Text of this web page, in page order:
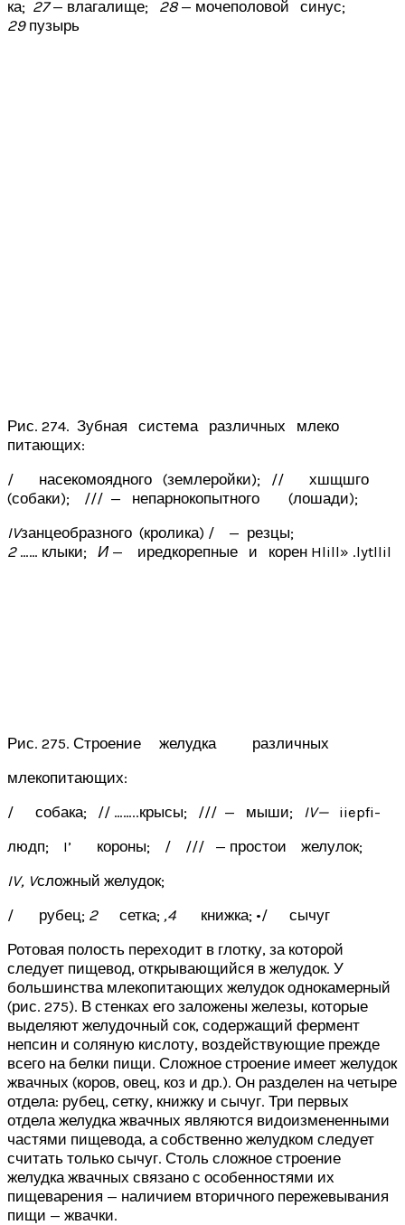
ка; 27— влагалище; 28— мочеполовой синус;
29пузырь
Рис. 274. Зубная система различных млеко
питающих:
/ насекомоядного (землеройки); // хшщшго
(собаки); /// — непарнокопытного (лошади);
IVзанцеобразного (кролика) / — резцы;
2…… клыки; И — иредкорепные и корен Hlill» .lytllil
Рис. 275. Строение желудка различных
млекопитающих:
/ собака; // ……..крысы; /// — мыши; IV— iiepfi-
людп; I’ короны; / /// — простои желулок;
IV, Vсложный желудок;
/ рубец; 2 сетка; ,4
книжка; •/ сычуг
Ротовая полость переходит в глотку, за которой
следует пищевод, открывающийся в желудок. У
большинства млекопитающих желудок однокамерный
(рис. 275). В стенках его заложены железы, которые
выделяют желудочный сок, содержащий фермент
непсин и соляную кислоту, воздействующие прежде
всего на белки пищи. Сложное строение имеет желудок
жвачных (коров, овец, коз и др.). Он разделен на четыре
отдела: рубец, сетку, книжку и сычуг. Три первых
отдела желудка жвачных являются видоизмененными
частями пищевода, а собственно желудком следует
считать только сычуг. Столь сложное строение
желудка жвачных связано с особенностями их
пищеварения — наличием вторичного пережевывания
пищи — жвачки.